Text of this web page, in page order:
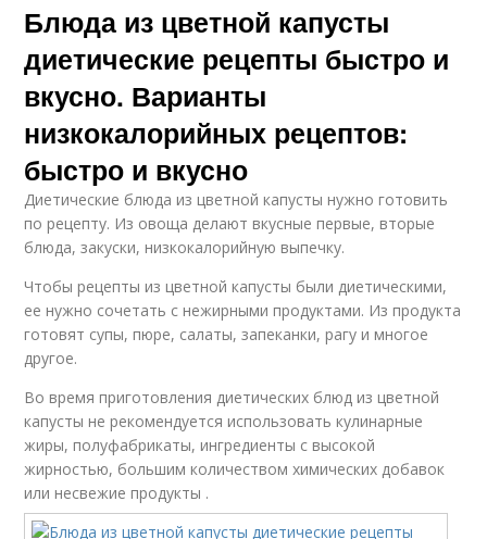
Блюда из цветной капусты
диетические рецепты быстро и
вкусно. Варианты
низкокалорийных рецептов:
быстро и вкусно
Диетические блюда из цветной капусты нужно готовить
по рецепту. Из овоща делают вкусные первые, вторые
блюда, закуски, низкокалорийную выпечку.
Чтобы рецепты из цветной капусты были диетическими,
ее нужно сочетать с нежирными продуктами. Из продукта
готовят супы, пюре, салаты, запеканки, рагу и многое
другое.
Во время приготовления диетических блюд из цветной
капусты не рекомендуется использовать кулинарные
жиры, полуфабрикаты, ингредиенты с высокой
жирностью, большим количеством химических добавок
или несвежие продукты .